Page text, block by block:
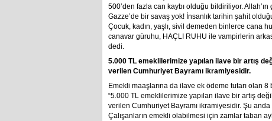
500’den fazla can kaybı olduğu bildiriliyor.
Gazze’de bir savaş yok! İnsanlık tarihin şahit
Çocuk, kadın, yaşlı, sivil demeden binlerce cana
canavar güruhu, HAÇLI RUHU ile vampirlerin
dedi.
5.000 TL emeklilerimize yapılan ilave bir artış
verilen Cumhuriyet Bayramı ikramiyesidir.
Emekli maaşlarına da ilave ek ödeme tutarı olan
“5.000 TL emeklilerimize yapılan ilave bir artış
verilen Cumhuriyet Bayramı ikramiyesidir. Şu
Çalışanların emekli olabilmesi için zamlar taban